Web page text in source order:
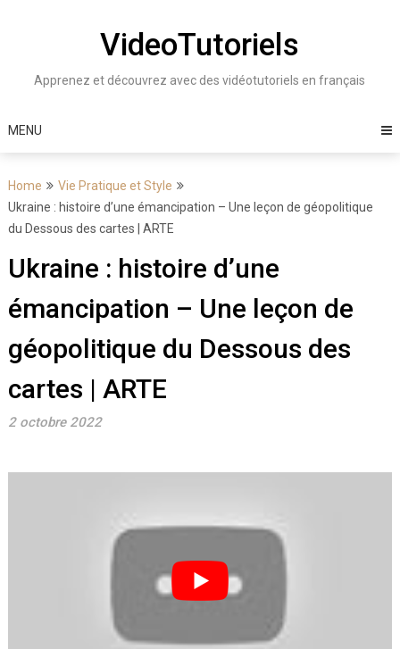
VideoTutoriels
Apprenez et découvrez avec des vidéotutoriels en français
MENU
Home
Vie Pratique et Style
Ukraine : histoire d’une émancipation – Une leçon de géopolitique
du Dessous des cartes | ARTE
Ukraine : histoire d’une
émancipation – Une leçon de
géopolitique du Dessous des
cartes | ARTE
2 octobre 2022